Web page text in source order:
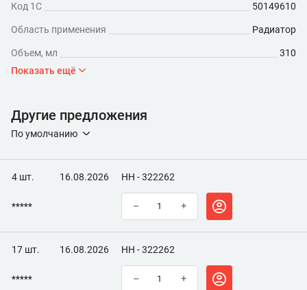
Код 1С 50149610
Область применения Радиатор
Объем, мл
310
Показать ещё
Другие предложения
По умолчанию
4 шт. 16.08.2026 НН - 322262
***** – +
17 шт. 16.08.2026 НН - 322262
***** – +